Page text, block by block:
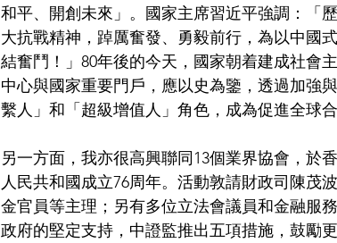
和平、開創未來」。國家主席習近平強調：「
大抗戰精神，踔厲奮發、勇毅前行，為以中國
結奮鬥！」80年後的今天，國家朝着建成社會
中心與國家重要門戶，應以史為鑒，透過加強
繫人」和「超級增值人」角色，成為促進全球
另一方面，我亦很高興聯同13個業界協會，於
人民共和國成立76周年。活動敦請財政司陳茂
金官員等主理；另有多位立法會議員和金融服
政府的堅定支持，中證監推出五項措施，鼓勵